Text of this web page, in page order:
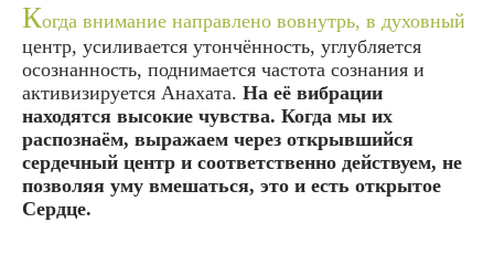
Когда внимание направлено вовнутрь, в духовный
центр, усиливается утончённость, углубляется
осознанность, поднимается частота сознания и
активизируется Анахата. На её вибрации
находятся высокие чувства. Когда мы их
распознаём, выражаем через открывшийся
сердечный центр и соответственно действуем, не
позволяя уму вмешаться, это и есть открытое
Сердце.